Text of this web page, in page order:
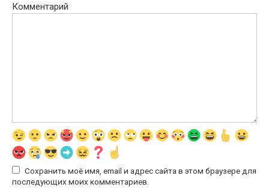
Комментарий
Сохранить моё имя, email и адрес сайта в этом браузере для
последующих моих комментариев.